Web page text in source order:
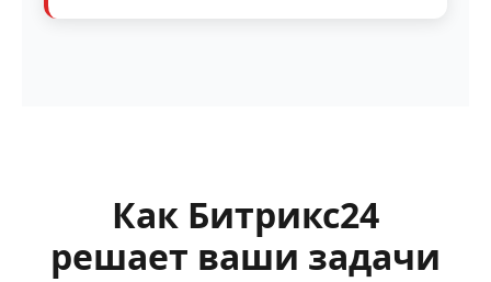
Как Битрикс24
решает ваши задачи